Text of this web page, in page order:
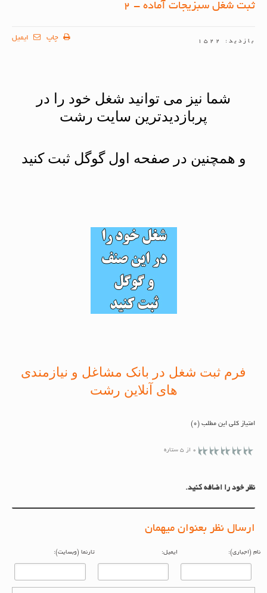
ثبت شغل سبزیجات آماده - 2
ایمیل چاپ بازدید: 1522
شما نیز می توانید شغل خود را در
پربازدیدترین سایت رشت
و همچنین در صفحه اول گوگل ثبت کنید
فرم ثبت شغل در بانک مشاغل و نیازمندی
های آنلاین رشت
امتیاز کلی این مطلب (0)
0 از 5 ستاره
نظر خود را اضافه کنید.
ارسال نظر بعنوان میهمان
(اجباری): ایمیل: تارنما (وبسایت):